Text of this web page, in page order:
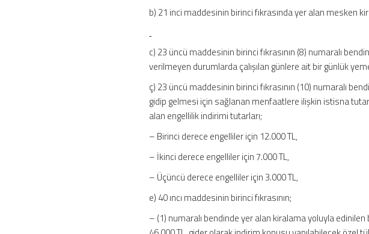
b) 21 inci maddesinin birinci fıkrasında yer alan mesken
c) 23 üncü maddesinin birinci fıkrasının (8) numaralı
verilmeyen durumlarda çalışılan günlere ait bir günlük
ç) 23 üncü maddesinin birinci fıkrasının (10) numaralı
gidip gelmesi için sağlanan menfaatlere ilişkin istisna
alan engellilik indirimi tutarları;
– Birinci derece engelliler için 12.000 TL,
– İkinci derece engelliler için 7.000 TL,
– Üçüncü derece engelliler için 3.000 TL,
e) 40 ıncı maddesinin birinci fıkrasının;
– (1) numaralı bendinde yer alan kiralama yoluyla